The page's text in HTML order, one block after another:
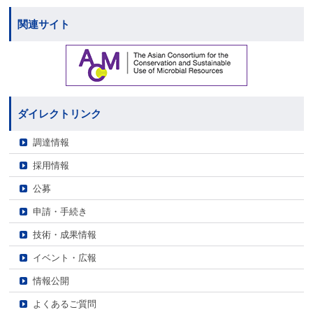
関連サイト
ダイレクトリンク
調達情報
採用情報
公募
申請・手続き
技術・成果情報
イベント・広報
情報公開
よくあるご質問